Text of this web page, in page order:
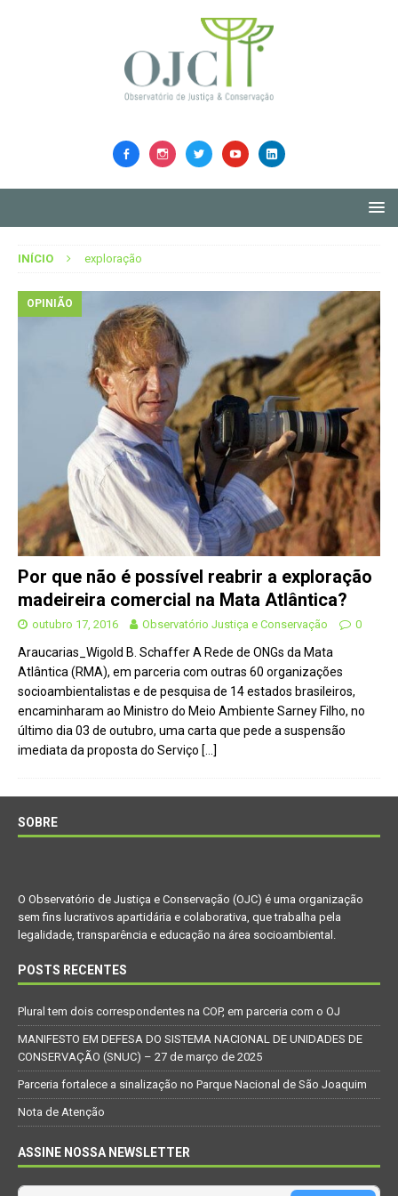
INÍCIO exploração
OPINIÃO
Por que não é possível reabrir a exploração
madeireira comercial na Mata Atlântica?
outubro 17, 2016 Observatório Justiça e Conservação 0
Araucarias_Wigold B. Schaffer A Rede de ONGs da Mata
Atlântica (RMA), em parceria com outras 60 organizações
socioambientalistas e de pesquisa de 14 estados brasileiros,
encaminharam ao Ministro do Meio Ambiente Sarney Filho, no
último dia 03 de outubro, uma carta que pede a suspensão
imediata da proposta do Serviço […]
SOBRE
O Observatório de Justiça e Conservação (OJC) é uma organização
sem fins lucrativos apartidária e colaborativa, que trabalha pela
legalidade, transparência e educação na área socioambiental.
POSTS RECENTES
Plural tem dois correspondentes na COP, em parceria com o OJ
MANIFESTO EM DEFESA DO SISTEMA NACIONAL DE UNIDADES DE
CONSERVAÇÃO (SNUC) – 27 de março de 2025
Parceria fortalece a sinalização no Parque Nacional de São Joaquim
Nota de Atenção
ASSINE NOSSA NEWSLETTER